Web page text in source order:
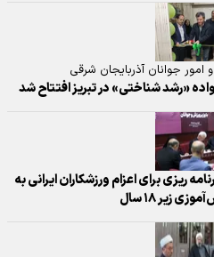
جوانان آذربایجان شرقی
«رشد شناختی» در تبریز افتتاح شد
ریزی برای اعزام ورزشکاران ایرانی به
زیر ۱۸ سال